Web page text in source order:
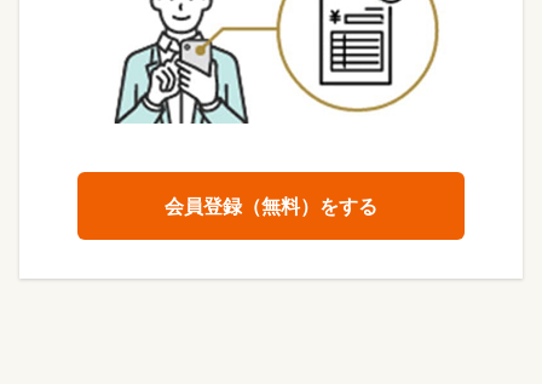
会員登録（無料）をする